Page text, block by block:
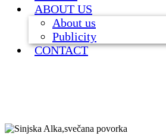
ABOUT US
About us
Publicity
CONTACT